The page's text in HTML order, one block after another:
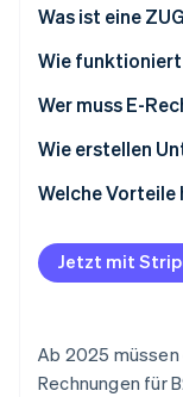
Was ist eine
Wie funktioniert
Wer muss E-
Wie erstellen
Technische
Generierung
Archivieren
Welche Vorteile
Kompatibilität
Integration in
Jetzt mit
Ab 2025
Rechnungen für